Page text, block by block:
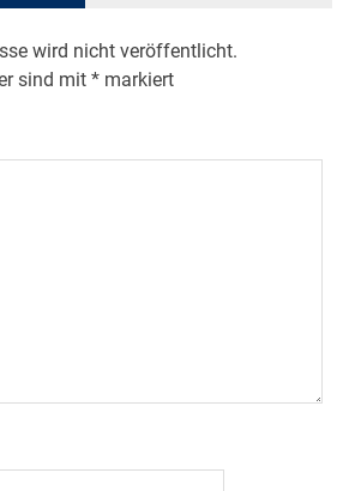
wird nicht veröffentlicht.
sind mit* markiert